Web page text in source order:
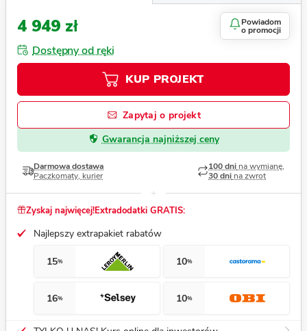
4 949 zł Powiadom
o promocji
Dostępny od ręki
KUP PROJEKT
Zapytaj o projekt
Gwarancja najniższej ceny
Darmowa dostawa
Paczkomaty, kurier
100 dni na wymianę,
30 dni na zwrot
Zyskaj najwięcej!Extradodatki GRATIS:
Najlepszy extrapakiet rabatów
15% 10%
16% 10%